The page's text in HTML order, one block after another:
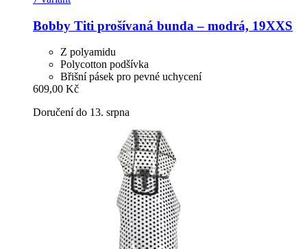
Bobby Titi prošívaná bunda – modrá, 19XXS
Z polyamidu
Polycotton podšívka
Břišní pásek pro pevné uchycení
609,00 Kč
Doručení do 13. srpna